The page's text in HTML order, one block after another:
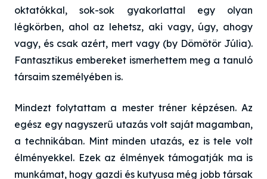
oktatókkal, sok-sok gyakorlattal egy olyan
légkörben, ahol az lehetsz, aki vagy, úgy, ahogy
vagy, és csak azért, mert vagy (by Dömötör Júlia).
Fantasztikus embereket ismerhettem meg a tanuló
társaim személyében is.
Mindezt folytattam a mester tréner képzésen. Az
egész egy nagyszerű utazás volt saját magamban,
a technikában. Mint minden utazás, ez is tele volt
élményekkel. Ezek az élmények támogatják ma is
munkámat, hogy gazdi és kutyusa még jobb társak